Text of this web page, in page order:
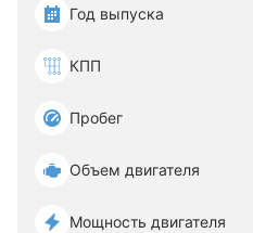
Год выпуска
КПП
Пробег
Объем двигателя
Мощность двигателя